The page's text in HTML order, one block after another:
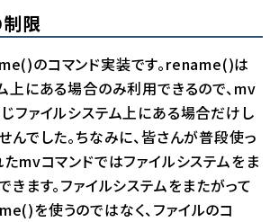
限
のコマンド実装です。rename()は
上にある場合のみ利用できるので、mv
ファイルシステム上にある場合だけし
んでした。ちなみに、皆さんが普段使っ
mvコマンドではファイルシステムをま
きます。ファイルシステムをまたがって
を使うのではなく、ファイルのコ